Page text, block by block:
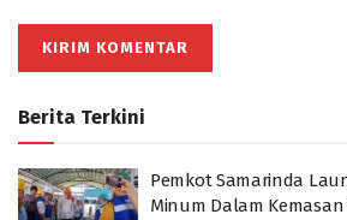
Berita Terkini
Pemkot Samarinda
Minum Dalam Kemasan